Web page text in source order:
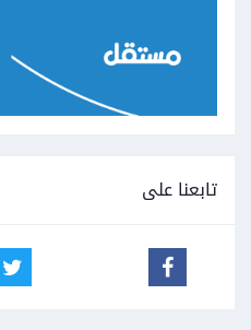
تابعنا على